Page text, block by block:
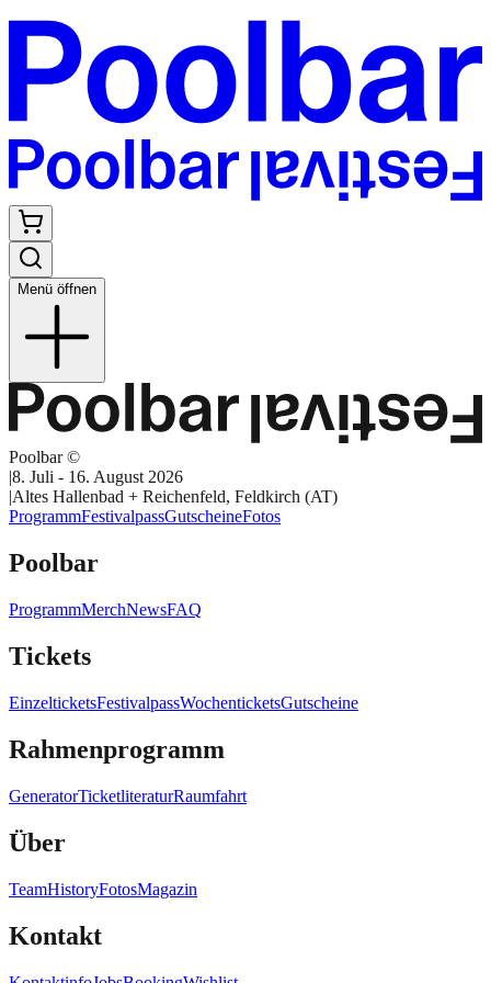
Menü öffnen
Poolbar ©
8. Juli - 16. August 2026
Altes Hallenbad + Reichenfeld, Feldkirch (AT)
ProgrammFestivalpassGutscheineFotos
Poolbar
ProgrammMerchNewsFAQ
Tickets
EinzelticketsFestivalpassWochenticketsGutscheine
Rahmenprogramm
GeneratorTicketliteraturRaumfahrt
Über
TeamHistoryFotosMagazin
Kontakt